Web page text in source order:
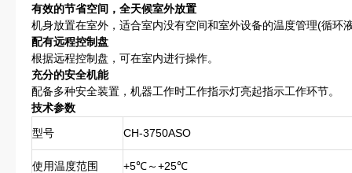
有效的节省空间，全天候室外放置
机身放置在室外，适合室内没有空间和室外设备的温度管理(循环
配有远程控制盘
根据远程控制盘，可在室内进行操作。
充分的安全机能
配备多种安全装置，机器工作时工作指示灯亮起指示工作环节。
技术参数
型号
CH-3750ASO
使用温度范围 +5℃～+25℃